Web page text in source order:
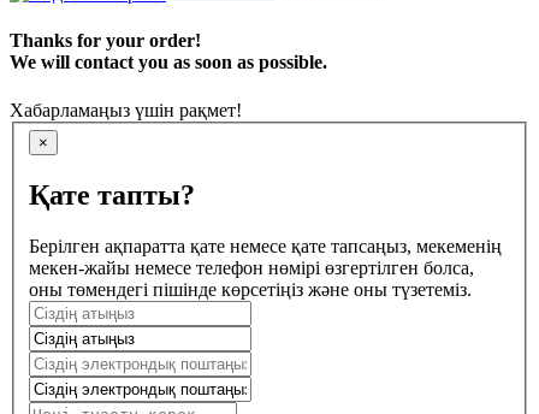
Thanks for your order!
We will contact you as soon as possible.
Хабарламаңыз үшін рақмет!
×
Қате тапты?
Берілген ақпаратта қате немесе қате тапсаңыз, мекеменің
мекен-жайы немесе телефон нөмірі өзгертілген болса,
оны төмендегі пішінде көрсетіңіз және оны түзетеміз.